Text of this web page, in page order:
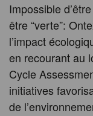
Impossible
être “verte”:
l’impact
en recourant au
Cycle
initiatives
de